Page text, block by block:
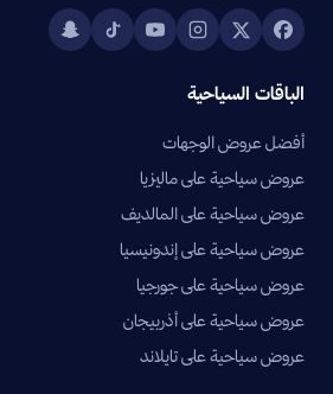
الباقات السياحية
أفضل عروض الوجهات
عروض سياحية على ماليزيا
عروض سياحية على المالديف
عروض سياحية على إندونيسيا
عروض سياحية على جورجيا
عروض سياحية على أذربيجان
عروض سياحية على تايلاند